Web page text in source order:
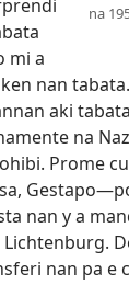
na
mi a
nan
aki
na
Prome
nan y a
nan pa e